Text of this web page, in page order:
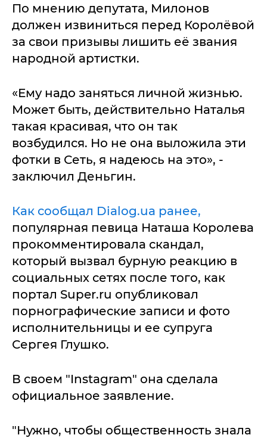
По мнению депутата, Милонов
должен извиниться перед Королёвой
за свои призывы лишить её звания
народной артистки.
«Ему надо заняться личной жизнью.
Может быть, действительно Наталья
такая красивая, что он так
возбудился. Но не она выложила эти
фотки в Сеть, я надеюсь на это», -
заключил Деньгин.
Как сообщал Dialog.ua ранее,
популярная певица Наташа Королева
прокомментировала скандал,
который вызвал бурную реакцию в
социальных сетях после того, как
портал Super.ru опубликовал
порнографические записи и фото
исполнительницы и ее супруга
Сергея Глушко.
В своем "Instagram" она сделала
официальное заявление.
"Нужно, чтобы общественность знала